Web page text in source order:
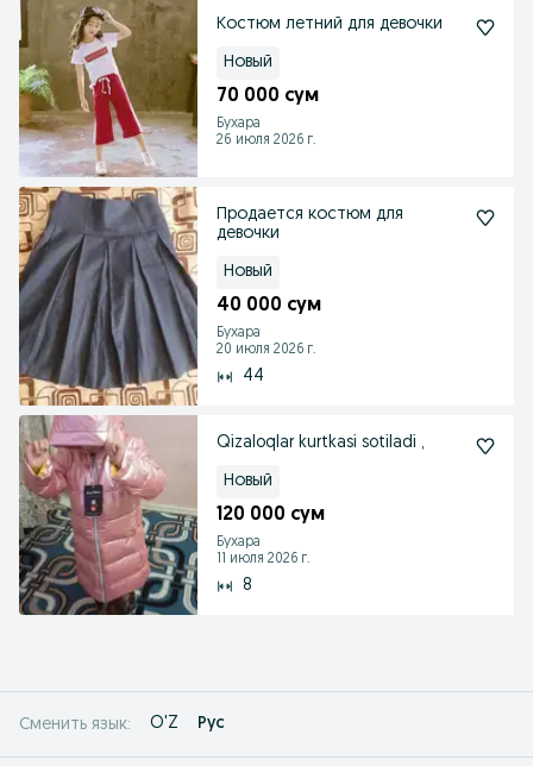
Костюм летний для девочки
Новый
70 000 сум
Бухара
26 июля 2026 г.
Продается костюм для
девочки
Новый
40 000 сум
Бухара
20 июля 2026 г.
44
Qizaloqlar kurtkasi sotiladi ,
Новый
120 000 сум
Бухара
11 июля 2026 г.
8
Сменить язык: O'Z Рус